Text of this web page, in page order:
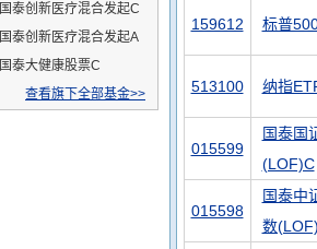
国泰创新医疗混合发起C
国泰创新医疗混合发起A
国泰大健康股票C
查看旗下全部基金>>
159612 标普
513100 纳指
015599
国泰国
(LOF)C
015598
国泰中
数